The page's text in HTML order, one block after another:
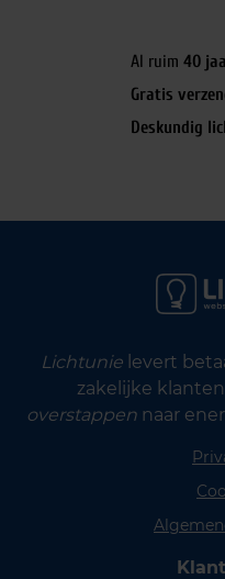
Al ruim 40
Gratis
Deskundig
Lichtunielevert
zakelijke
overstappen naar